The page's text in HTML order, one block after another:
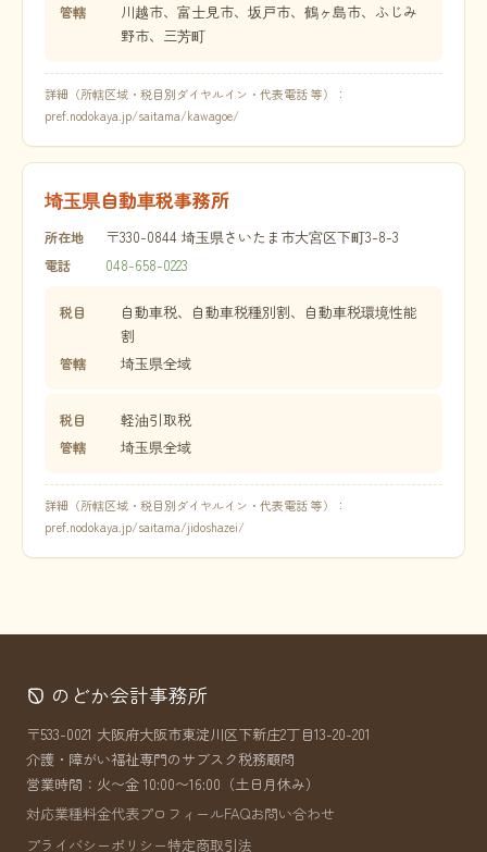
管轄
川越市、富士見市、坂戸市、鶴ヶ島市、ふじみ
野市、三芳町
詳細（所轄区域・税目別ダイヤルイン・代表電話 等）：
pref.nodokaya.jp/saitama/kawagoe/
埼玉県自動車税事務所
所在地 〒330-0844 埼玉県さいたま市大宮区下町3-8-3
電話 048-658-0223
税目
自動車税、自動車税種別割、自動車税環境性能
割
管轄 埼玉県全域
税目 軽油引取税
管轄 埼玉県全域
詳細（所轄区域・税目別ダイヤルイン・代表電話 等）：
pref.nodokaya.jp/saitama/jidoshazei/
のどか会計事務所
〒533-0021 大阪府大阪市東淀川区下新庄2丁目13-20-201
介護・障がい福祉専門のサブスク税務顧問
営業時間：火〜金 10:00〜16:00（土日月休み）
対応業種料金代表プロフィールFAQお問い合わせ
プライバシーポリシー特定商取引法